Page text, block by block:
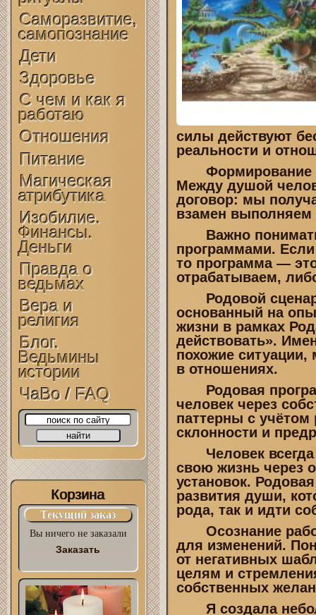
Саморазвитие,
самопознание
Дети
Здоровье
С чем и как я
работаю
Отношения
Питание
Магическая
атрибутика
Изобилие.
Финансы.
Деньги
Правда о
ведьмах
Вера и
религия
Блог.
Ведьмины
истории
ЧаВо / FAQ
Корзина
Текущий заказ
Вы ничего не заказали
Заказать
силы действуют
реальности и
Формирование
Между душой
договор: мы
взамен выполняем
Важно
программами.
то программа —
отрабатываем,
Родовой
основанный на
жизни в рамках
действовать».
похожие
в отношениях.
Родовая
человек через
паттерны с
склонности и
Человек всегда
свою жизнь через
установок.
развития души,
рода, так и идти
Осознание
для изменений.
от негативных
целям и
собственных
Я создала